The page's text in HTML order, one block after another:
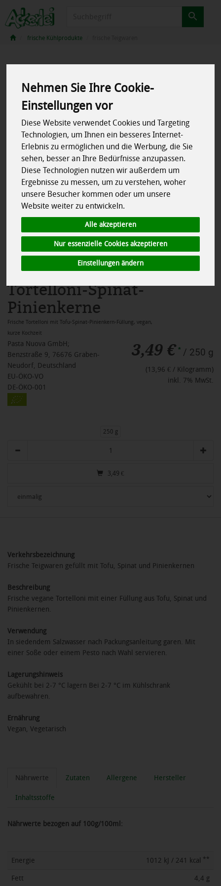
Nehmen Sie Ihre Cookie-
Einstellungen vor
Diese Website verwendet Cookies und Targeting
Technologien, um Ihnen ein besseres Internet-
Erlebnis zu ermöglichen und die Werbung, die Sie
sehen, besser an Ihre Bedürfnisse anzupassen.
Diese Technologien nutzen wir außerdem um
Ergebnisse zu messen, um zu verstehen, woher
unsere Besucher kommen oder um unsere
Website weiter zu entwickeln.
Alle akzeptieren
Nur essenzielle Cookies akzeptieren
Einstellungen ändern
frische Kühlprodukte
Tortelloni-Spinat-
Pinienkerne
Frische Tortelloni mit Tofu-Spinat-Pinienkern-Füllung, vegan,
kurze Kochzeit
Pasta Nuova GmbH;
Benzstraße 9, 76676 Graben-
Neudorf, Deutschland
EU-ÖKO-VO
DE-ÖKO-001
3,49 € * / 250 g
(13,96 € / Kilogramm)
inkl. 7% MwSt.
250 g
3,49 €
Verkehrsbezeichnung
Frische Teigwaren gefüllt mit Tofu, Spinat und Pinienkernen
Beschreibung
Frische vegane Tortelloni mit einer Füllung aus Tofu, Spinat und
Pinienkernen.
Verwendung
In siedendem Salzwasser nach Packungsanleitung garen. Mit
einer Soße oder einem Pesto nach Wahl servieren.
Lagerungshinweis
Gekühlt bei 2-7 °C lagern Bei 2-7 °C im Kühlschrank
aufbewahren.
Ernährung
Vegan, Vegetarisch
Nährwerte Zutaten Allergene Hersteller
Inhaltsstoffe
Nährwerte bezogen auf 100g/100ml:
Energie 1012 kJ / 241 kcal **
Fett 4,4 g